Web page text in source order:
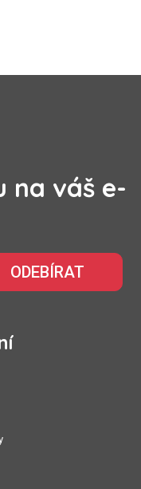
na váš e-
ODEBÍRAT